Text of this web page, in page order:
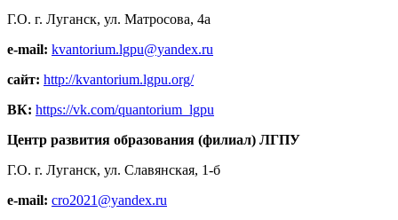
Г.О. г. Луганск, ул. Матросова, 4а
e-mail: kvantorium.lgpu@yandex.ru
сайт: http://kvantorium.lgpu.org/
ВК: https://vk.com/quantorium_lgpu
Центр развития образования (филиал) ЛГПУ
Г.О. г. Луганск, ул. Славянская, 1-б
e-mail: cro2021@yandex.ru